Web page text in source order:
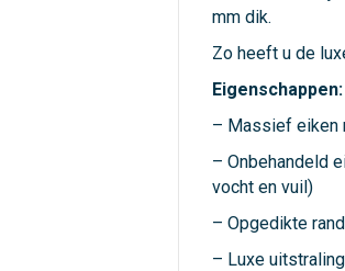
mm dik.
Zo heeft u de
Eigenschappen:
– Massief eiken
– Onbehandeld
vocht en vuil)
– Opgedikte
– Luxe